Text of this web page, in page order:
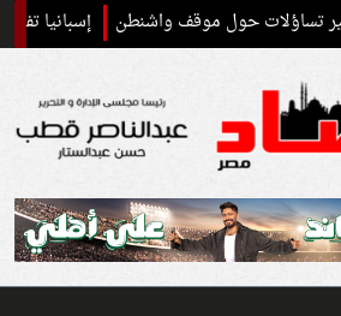
حول موقف واشنطن إسبانيا تفرض ضوابط